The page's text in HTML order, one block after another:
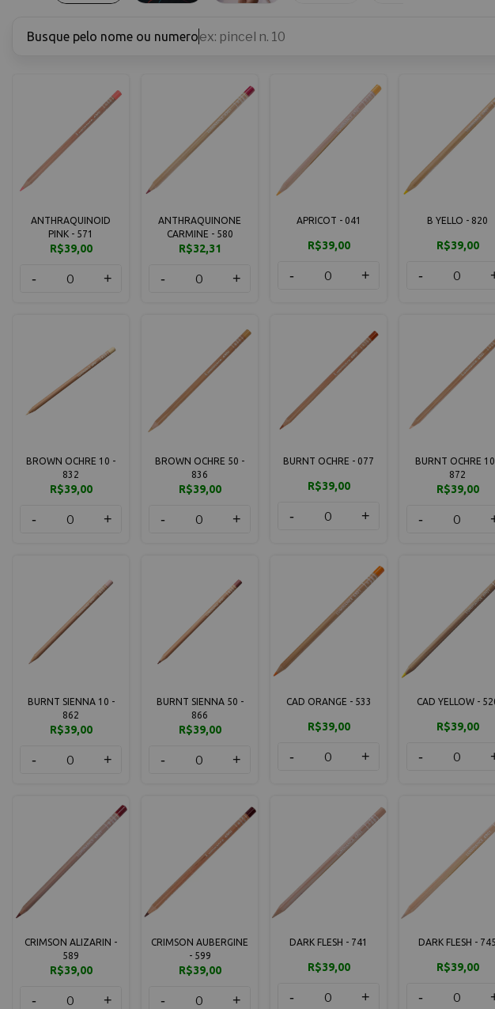
Busque pelo nome ou numero
ANTHRAQUINOID
PINK - 571
R$39,00
- +
ANTHRAQUINONE
CARMINE - 580
R$32,31
- +
APRICOT - 041
R$39,00
- +
B YELLO - 820
R$39,00
-
BROWN OCHRE 10 -
832
R$39,00
- +
BROWN OCHRE 50 -
836
R$39,00
- +
BURNT OCHRE - 077
R$39,00
- +
BURNT OCHRE
872
R$39,00
-
BURNT SIENNA 10 -
862
R$39,00
- +
BURNT SIENNA 50 -
866
R$39,00
- +
CAD ORANGE - 533
R$39,00
- +
CAD YELLOW -
R$39,00
-
CRIMSON ALIZARIN -
589
R$39,00
- +
CRIMSON AUBERGINE
- 599
R$39,00
- +
DARK FLESH - 741
R$39,00
- +
DARK FLESH - 745
R$39,00
-